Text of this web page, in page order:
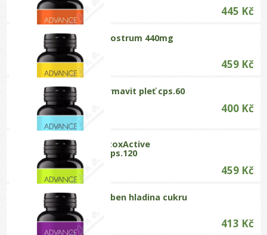
445 Kč
ADVANCE Colostrum 440mg
IgG40 cps.90
459 Kč
ADVANCE Dermavit pleť cps.60
400 Kč
ADVANCE DetoxActive
detoxikace cps.120
459 Kč
ADVANCE Diaben hladina cukru
cps.60
413 Kč